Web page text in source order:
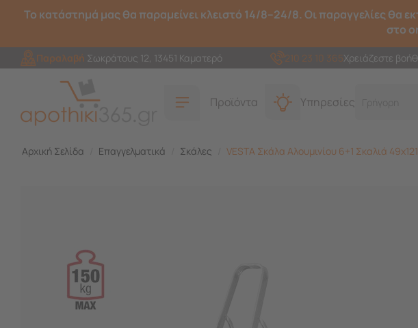
Το κατάστημά μας θα παραμείνει κλειστό 14/8–24/8. Οι παραγγελίες θα
στο
Παραλαβή Σωκράτους 12, 13451 Καματερό 210 23 10 365Χρειάζεστε
Προϊόντα Υπηρεσίες
Αρχική Σελίδα Επαγγελματικά Σκάλες VESTA Σκάλα Aλουμινίου 6+1 Σκαλιά